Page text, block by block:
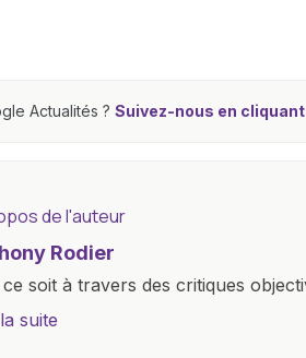
Actualités ? Suivez-nous en
de l'auteur
Rodier
soit à travers des critiques
je m'efforce de rendre la
suite